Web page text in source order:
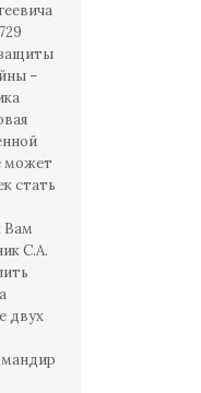
–
может
стать
Вам
С.А.
двух